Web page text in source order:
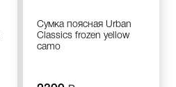
Сумка поясная Urban
Classics frozen yellow
camo